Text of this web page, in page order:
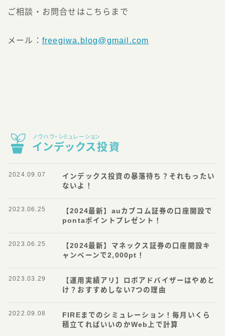
ご相談・お問合せはこちらまで
メール： freegiwa.blog@gmail.com
ノウハウ・シミュレーション
インデックス投資
インデックス投資の暴落待ち？それもったい
ないよ！
2024.09.07
【2024最新】auカブコム証券の口座開設で
pontaポイントプレゼント！
2023.06.25
【2024最新】マネックス証券の口座開設キ
ャンペーンで2,000pt！
2023.06.25
【運用実績アリ】ロボアドバイザーはやめと
け？おすすめしない7つの理由
2023.03.29
FIREまでのシミュレーション！毎月いくら
積立てればいいのかWeb上で計算
2022.09.08